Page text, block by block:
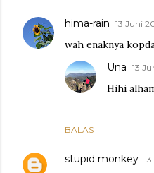
hima-rain 13 Juni
wah enaknya
BALAS
Una 13
Hihi
stupid monkey